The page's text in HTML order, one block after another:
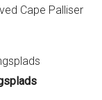
Cape Palliser